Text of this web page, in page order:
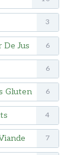
3
De Jus 6
6
Gluten 6
4
7